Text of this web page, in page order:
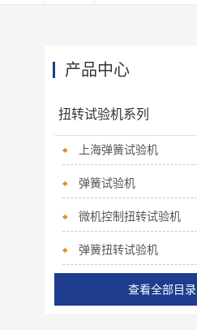
产品中心
扭转试验机系列
上海弹簧试验机
弹簧试验机
微机控制扭转试验机
弹簧扭转试验机
查看全部目录